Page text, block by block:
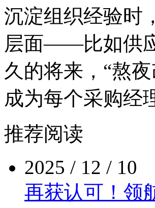
沉淀组织经验时
层面——比如供应
久的将来，“熬
成为每个采购经
推荐阅读
2025 / 12 / 10
再获认可！